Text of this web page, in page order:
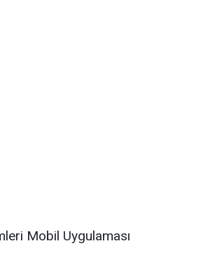
Mobil Uygulaması